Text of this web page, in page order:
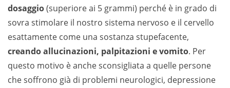
dosaggio(superiore ai 5 grammi) perché è in grado di
sovra stimolare il nostro sistema nervoso e il cervello
esattamente come una sostanza stupefacente,
creando allucinazioni, palpitazioni e vomito. Per
questo motivo è anche sconsigliata a quelle persone
che soffrono già di problemi neurologici, depressione